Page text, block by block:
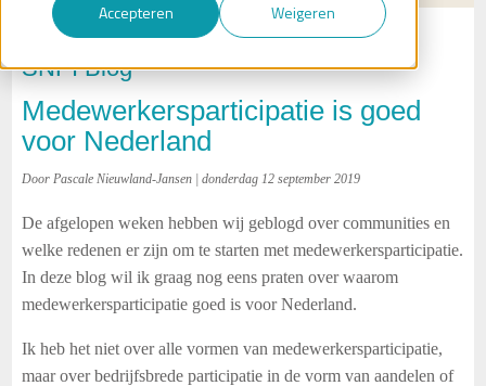
Accepteren
Weigeren
SNPI Blog
Medewerkersparticipatie is goed
voor Nederland
Door Pascale Nieuwland-Jansen | donderdag 12 september 2019
De afgelopen weken hebben wij geblogd over communities en
welke redenen er zijn om te starten met medewerkersparticipatie.
In deze blog wil ik graag nog eens praten over waarom
medewerkersparticipatie goed is voor Nederland.
Ik heb het niet over alle vormen van medewerkersparticipatie,
maar over bedrijfsbrede participatie in de vorm van aandelen of